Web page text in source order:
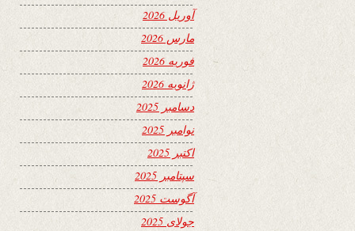
آوریل 2026
مارس 2026
فوریه 2026
ژانویه 2026
دسامبر 2025
نوامبر 2025
اکتبر 2025
سپتامبر 2025
آگوست 2025
جولای 2025